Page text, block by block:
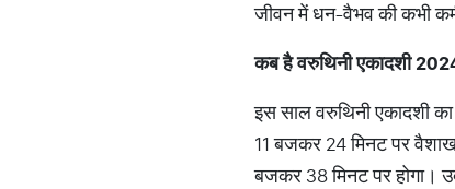
जीवन में धन-वैभव की कभी
कब है वरुथिनी एकादशी
इस साल वरुथिनी एकादशी
11 बजकर 24 मिनट पर
बजकर 38 मिनट पर होगा।